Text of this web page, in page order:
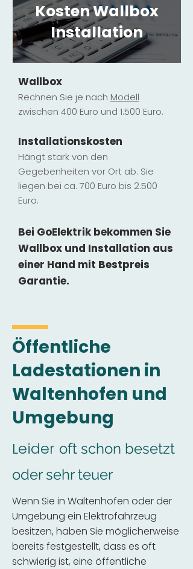
Kosten Wallbox
Installation
Wallbox
Rechnen Sie je nach Modell
zwischen 400 Euro und 1.500 Euro.
Installationskosten
Hängt stark von den
Gegebenheiten vor Ort ab. Sie
liegen bei ca. 700 Euro bis 2.500
Euro.
Bei GoElektrik bekommen Sie
Wallbox und Installation aus
einer Hand mit Bestpreis
Garantie.
Öffentliche
Ladestationen in
Waltenhofen und
Umgebung
Leider oft schon besetzt
oder sehr teuer
Wenn Sie in Waltenhofen oder der
Umgebung ein Elektrofahrzeug
besitzen, haben Sie möglicherweise
bereits festgestellt, dass es oft
schwierig ist, eine öffentliche